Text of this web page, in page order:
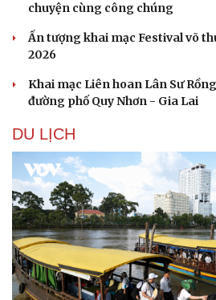
chuyện cùng công chúng
Ấn tượng khai mạc Festival võ
2026
Khai mạc Liên hoan Lân Sư
đường phố Quy Nhơn - Gia Lai
DU LỊCH